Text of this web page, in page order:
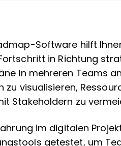
Software hilft
in Richtung
in mehreren Teams
zu visualisieren,
Stakeholdern zu
im digitalen
getestet, um